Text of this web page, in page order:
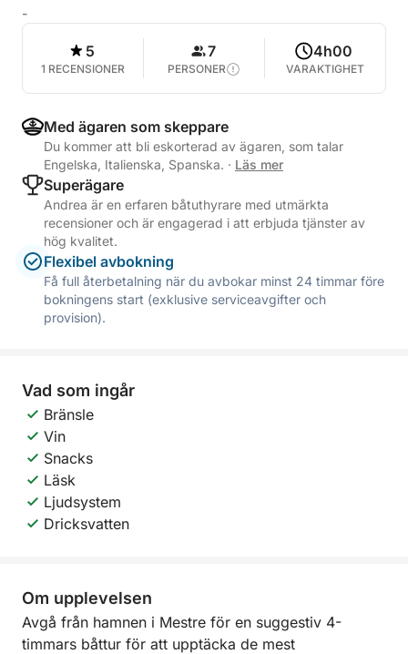
-
5
1 RECENSIONER
7
PERSONER
4h00
VARAKTIGHET
Med ägaren som skeppare
Du kommer att bli eskorterad av ägaren, som talar
Engelska, Italienska, Spanska. · Läs mer
Superägare
Andrea är en erfaren båtuthyrare med utmärkta
recensioner och är engagerad i att erbjuda tjänster av
hög kvalitet.
Flexibel avbokning
Få full återbetalning när du avbokar minst 24 timmar före
bokningens start (exklusive serviceavgifter och
provision).
Vad som ingår
Bränsle
Vin
Snacks
Läsk
Ljudsystem
Dricksvatten
Om upplevelsen
Avgå från hamnen i Mestre för en suggestiv 4-
timmars båttur för att upptäcka de mest